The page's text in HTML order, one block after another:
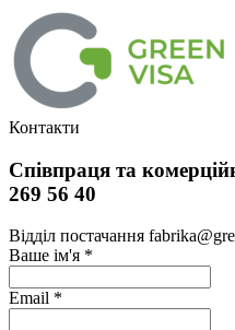
Контакти
Співпраця та
269 56 40
Відділ постачання
Ваше ім'я *
Email *